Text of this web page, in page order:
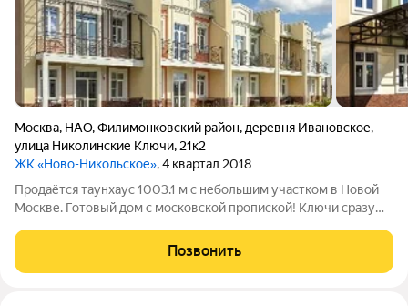
Москва, НАО,Филимонковский район, деревня Ивановское,
улица Николинские Ключи, 21к2
ЖК «Ново-Никольское», 4 квартал 2018
Продаётся таунхаус 1003.1 м с небольшим участком в Новой
Москве. Готовый дом с московской пропиской! Ключи сразу
до метро «Саларьево», удобный выезд на Киевское шоссе. Что
внутри дома: 1
Позвонить